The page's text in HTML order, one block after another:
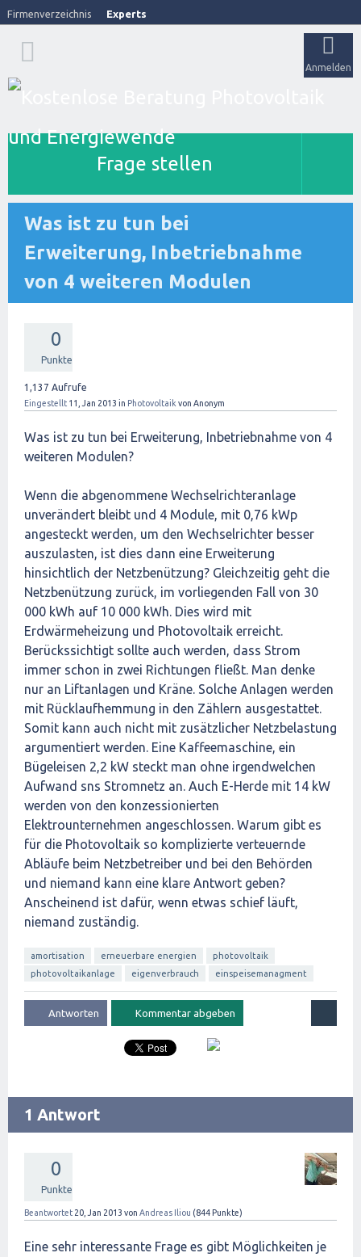
Firmenverzeichnis Experts
Anmelden
Frage stellen
Was ist zu tun bei
Erweiterung, Inbetriebnahme
von 4 weiteren Modulen
0
Punkte
1,137 Aufrufe
Eingestellt 11, Jan 2013 in Photovoltaik von Anonym
Was ist zu tun bei Erweiterung, Inbetriebnahme von 4
weiteren Modulen?
Wenn die abgenommene Wechselrichteranlage
unverändert bleibt und 4 Module, mit 0,76 kWp
angesteckt werden, um den Wechselrichter besser
auszulasten, ist dies dann eine Erweiterung
hinsichtlich der Netzbenützung? Gleichzeitig geht die
Netzbenützung zurück, im vorliegenden Fall von 30
000 kWh auf 10 000 kWh. Dies wird mit
Erdwärmeheizung und Photovoltaik erreicht.
Berückssichtigt sollte auch werden, dass Strom
immer schon in zwei Richtungen fließt. Man denke
nur an Liftanlagen und Kräne. Solche Anlagen werden
mit Rücklaufhemmung in den Zählern ausgestattet.
Somit kann auch nicht mit zusätzlicher Netzbelastung
argumentiert werden. Eine Kaffeemaschine, ein
Bügeleisen 2,2 kW steckt man ohne irgendwelchen
Aufwand sns Stromnetz an. Auch E-Herde mit 14 kW
werden von den konzessionierten
Elektrounternehmen angeschlossen. Warum gibt es
für die Photovoltaik so komplizierte verteuernde
Abläufe beim Netzbetreiber und bei den Behörden
und niemand kann eine klare Antwort geben?
Anscheinend ist dafür, wenn etwas schief läuft,
niemand zuständig.
amortisation erneuerbare energien
photovoltaik
photovoltaikanlage
eigenverbrauch einspeisemanagment
1 Antwort
0
Punkte
Beantwortet 20, Jan 2013 von Andreas Iliou (844 Punkte)
Eine sehr interessante Frage es gibt Möglichkeiten je